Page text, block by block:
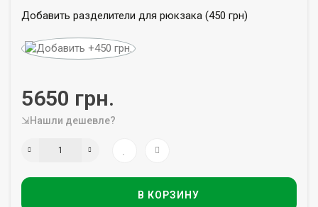
Добавить разделители для рюкзака (450 грн)
5650 грн.
⇲Нашли дешевле?
В КОРЗИНУ